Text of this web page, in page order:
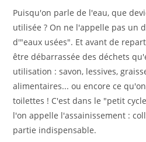
Puisqu'on parle de l'eau, que
utilisée ? On ne l'appelle pas un
d'"eaux usées". Et avant de
être débarrassée des déchets
utilisation : savon, lessives,
alimentaires... ou encore ce
toilettes ! C'est dans le "petit
l'on appelle l'assainissement :
partie indispensable.